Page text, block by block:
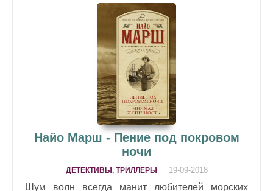
Найо Марш - Пение под покровом
ночи
ДЕТЕКТИВЫ, ТРИЛЛЕРЫ 19-09-2018
Шум волн всегда манит любителей морских